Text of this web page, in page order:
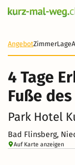
AngebotZimmerLage
4 Tage
Fuße
Park Hotel
Bad Flinsberg,
Auf Karte anzeigen